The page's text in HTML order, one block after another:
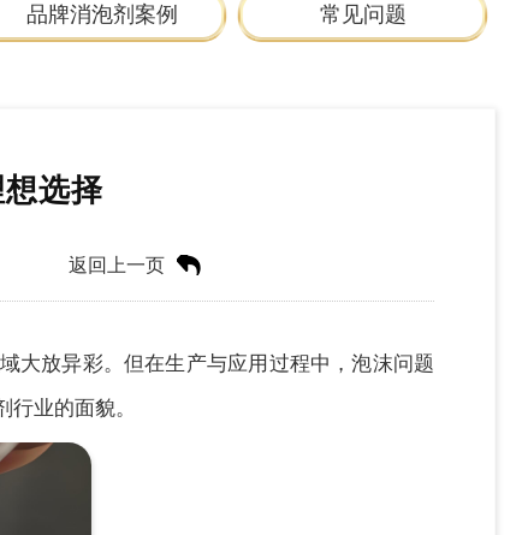
品牌消泡剂案例 常见问题
选择
返回上一页
大放异彩。但在生产与应用过程中，泡沫问题
业的面貌。